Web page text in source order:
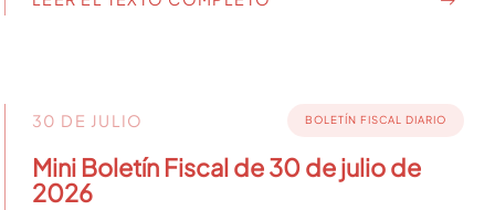
30 DE JULIO BOLETÍN FISCAL DIARIO
Mini Boletín Fiscal de 30 de julio de
2026